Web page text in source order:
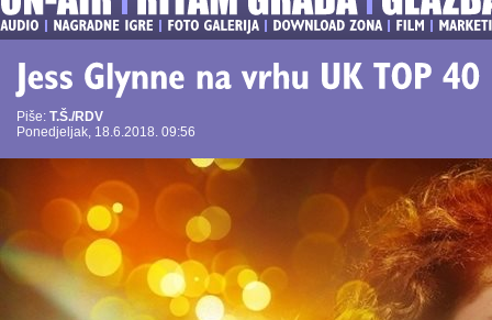
Piše: T.Š./RDV
Ponedjeljak, 18.6.2018. 09:56